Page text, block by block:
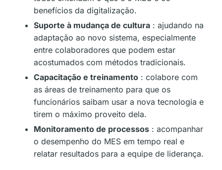
benefícios da digitalização.
Suporte à mudança de cultura : ajudando na
adaptação ao novo sistema, especialmente
entre colaboradores que podem estar
acostumados com métodos tradicionais.
Capacitação e treinamento : colabore com
as áreas de treinamento para que os
funcionários saibam usar a nova tecnologia e
tirem o máximo proveito dela.
Monitoramento de processos : acompanhar
o desempenho do MES em tempo real e
relatar resultados para a equipe de liderança.